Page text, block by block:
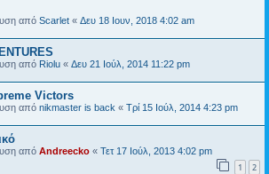
από Scarlet « Δευ 18 Ιουν, 2018 4:02 am
από Riolu « Δευ 21 Ιούλ, 2014 11:22 pm
Victors
από nikmaster is back « Τρί 15 Ιούλ, 2014 4:23 pm
από Andreecko « Τετ 17 Ιούλ, 2013 4:02 pm
1 2